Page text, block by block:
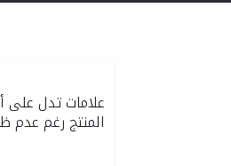
علامات تدل على
المنتج رغم